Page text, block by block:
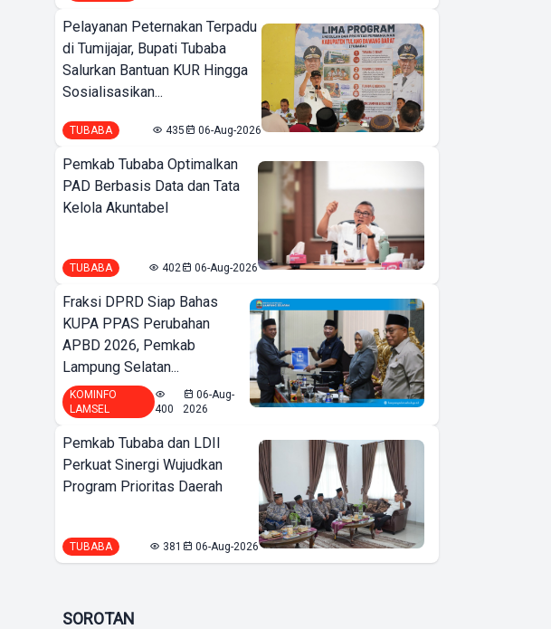
Pelayanan Peternakan Terpadu
di Tumijajar, Bupati Tubaba
Salurkan Bantuan KUR Hingga
Sosialisasikan...
TUBABA 435 06-Aug-2026
Pemkab Tubaba Optimalkan
PAD Berbasis Data dan Tata
Kelola Akuntabel
TUBABA 402 06-Aug-2026
Fraksi DPRD Siap Bahas
KUPA PPAS Perubahan
APBD 2026, Pemkab
Lampung Selatan...
KOMINFO
LAMSEL
400
06-Aug-
2026
Pemkab Tubaba dan LDII
Perkuat Sinergi Wujudkan
Program Prioritas Daerah
TUBABA 381 06-Aug-2026
SOROTAN